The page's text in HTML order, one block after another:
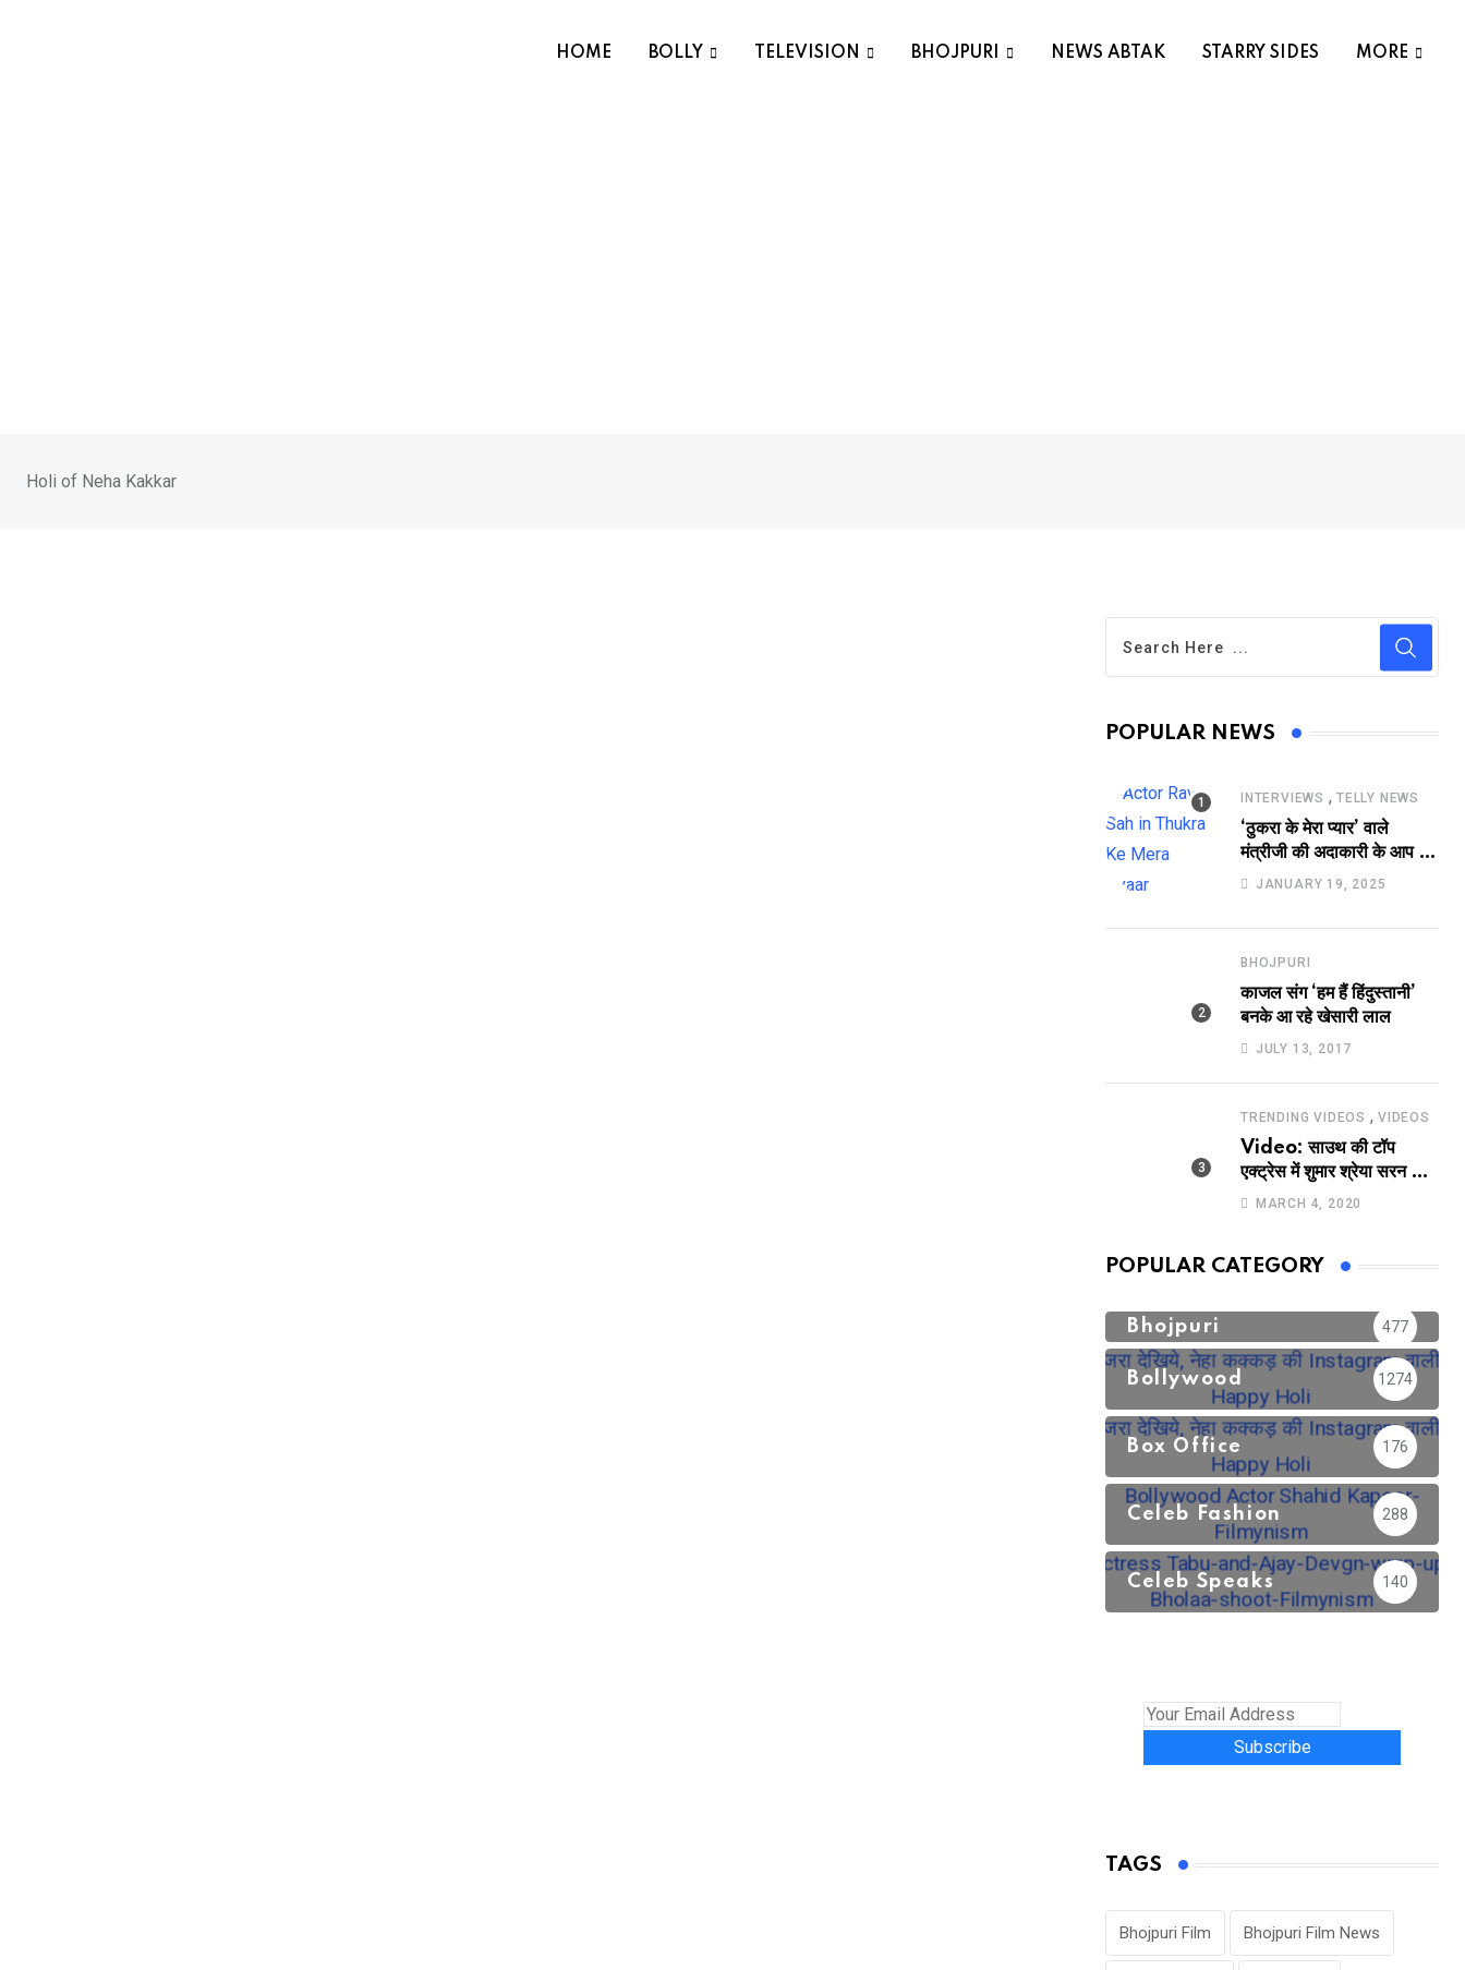
HOME BOLLY TELEVISION BHOJPURI NEWS ABTAK STARRY SIDES MORE
Holi of Neha Kakkar
POPULAR NEWS
INTERVIEWS , TELLY NEWS
‘ठुकरा के मेरा प्यार’ वाले
मंत्रीजी की अदाकारी के आप भी
हो जाएंगे फैन, यकीं न हो तो
भूमिका
JANUARY 19, 2025
BHOJPURI
काजल संग ‘हम हैं हिंदुस्तानी’
बनके आ रहे खेसारी लाल
JULY 13, 2017
TRENDING VIDEOS , VIDEOS
Video: साउथ की टॉप
एक्ट्रेस में शुमार श्रेया सरन का
सेक्सी लिपलॉक
MARCH 4, 2020
POPULAR CATEGORY
Bhojpuri 477
Bollywood 1274
Box Office 176
Celeb Fashion 288
Celeb Speaks 140
Subscribe
TAGS
Bhojpuri Film Bhojpuri Film News